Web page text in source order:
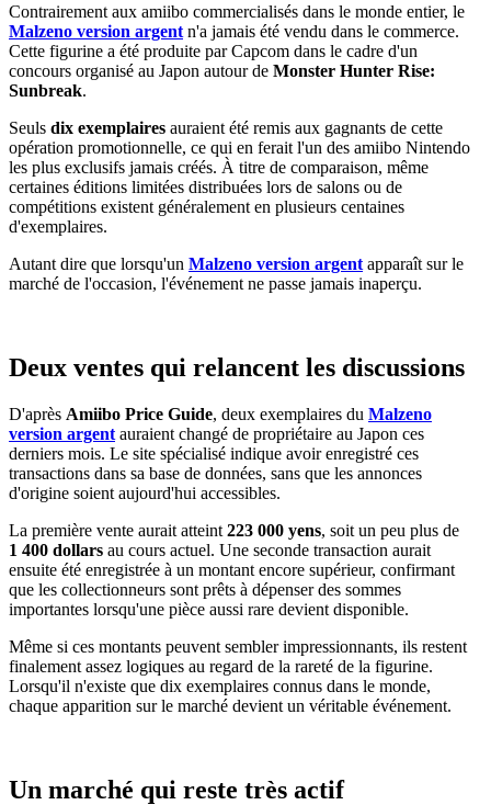
Contrairement aux amiibo commercialisés dans le monde entier, le
Malzeno version argent n'a jamais été vendu dans le commerce.
Cette figurine a été produite par Capcom dans le cadre d'un
concours organisé au Japon autour de Monster Hunter Rise:
Sunbreak.
Seuls dix exemplaires auraient été remis aux gagnants de cette
opération promotionnelle, ce qui en ferait l'un des amiibo Nintendo
les plus exclusifs jamais créés. À titre de comparaison, même
certaines éditions limitées distribuées lors de salons ou de
compétitions existent généralement en plusieurs centaines
d'exemplaires.
Autant dire que lorsqu'un Malzeno version argent apparaît sur le
marché de l'occasion, l'événement ne passe jamais inaperçu.
Deux ventes qui relancent les discussions
D'après Amiibo Price Guide, deux exemplaires du Malzeno
version argent auraient changé de propriétaire au Japon ces
derniers mois. Le site spécialisé indique avoir enregistré ces
transactions dans sa base de données, sans que les annonces
d'origine soient aujourd'hui accessibles.
La première vente aurait atteint 223 000 yens, soit un peu plus de
1 400 dollars au cours actuel. Une seconde transaction aurait
ensuite été enregistrée à un montant encore supérieur, confirmant
que les collectionneurs sont prêts à dépenser des sommes
importantes lorsqu'une pièce aussi rare devient disponible.
Même si ces montants peuvent sembler impressionnants, ils restent
finalement assez logiques au regard de la rareté de la figurine.
Lorsqu'il n'existe que dix exemplaires connus dans le monde,
chaque apparition sur le marché devient un véritable événement.
Un marché qui reste très actif